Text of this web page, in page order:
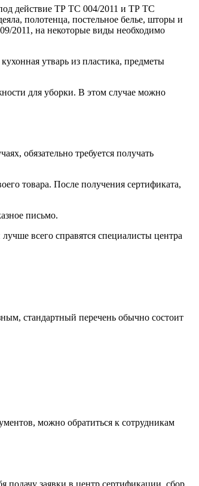
действие ТР ТС 004/2011 и ТР ТС
полотенца, постельное белье, шторы и
2011, на некоторые виды необходимо
утварь из пластика, предметы
для уборки. В этом случае можно
обязательно требуется получать
товара. После получения сертификата,
письмо.
всего справятся специалисты центра
стандартный перечень обычно состоит
можно обратиться к сотрудникам
подачу заявки в центр сертификации, сбор